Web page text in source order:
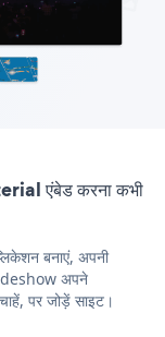
एंबेड करना कभी
बनाएं, अपनी
अपने
पर जोड़ें साइट।